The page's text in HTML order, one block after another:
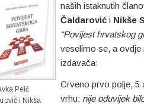
Peić
i Nikša
naših istaknutih
Čaldarovići Nikše
“Povijest hrvatskog
veselimo se, a
izdavača:
Crveno prvo polje, 5
vrhu: nije oduvijek